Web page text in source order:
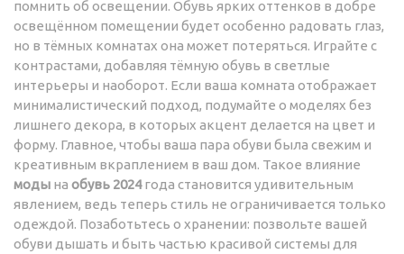
помнить об освещении. Обувь ярких оттенков в добре
освещённом помещении будет особенно радовать глаз,
но в тёмных комнатах она может потеряться. Играйте с
контрастами, добавляя тёмную обувь в светлые
интерьеры и наоборот. Если ваша комната отображает
минималистический подход, подумайте о моделях без
лишнего декора, в которых акцент делается на цвет и
форму. Главное, чтобы ваша пара обуви была свежим и
креативным вкраплением в ваш дом. Такое влияние
моды на обувь 2024года становится удивительным
явлением, ведь теперь стиль не ограничивается только
одеждой. Позаботьтесь о хранении: позвольте вашей
обуви дышать и быть частью красивой системы для